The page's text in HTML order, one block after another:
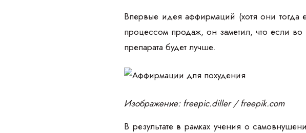
Впервые идея аффирмаций (хотя они тогда
процессом продаж, он заметил, что если во
препарата будет лучше.
Изображение: freepic.diller / freepik.com
В результате в рамках учения о